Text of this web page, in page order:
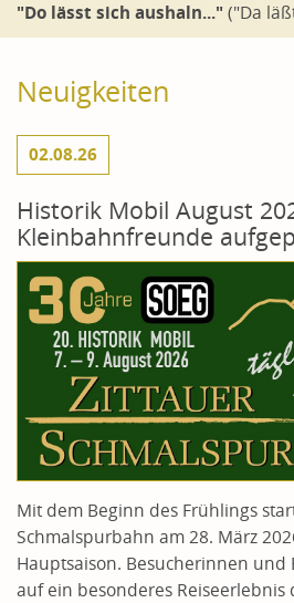
"Do lässt sich aushaln..."("Da
Neuigkeiten
02.08.26
Historik Mobil August
Kleinbahnfreunde
Mit dem Beginn des Frühlings
Schmalspurbahn am 28. März
Hauptsaison. Besucherinnen und
auf ein besonderes Reiseerlebnis